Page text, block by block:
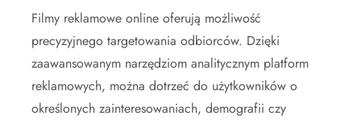
Filmy reklamowe online oferują możliwość
precyzyjnego targetowania odbiorców. Dzięki
zaawansowanym narzędziom analitycznym platform
reklamowych, można dotrzeć do użytkowników o
określonych zainteresowaniach, demografii czy